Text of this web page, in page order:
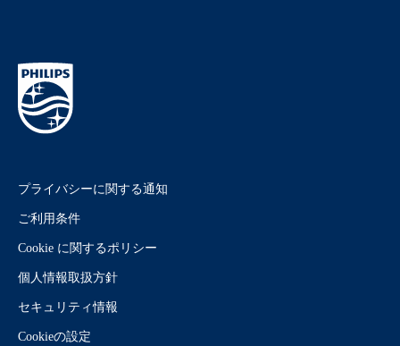
プライバシーに関する通知
ご利用条件
Cookie に関するポリシー
個人情報取扱方針
セキュリティ情報
Cookieの設定